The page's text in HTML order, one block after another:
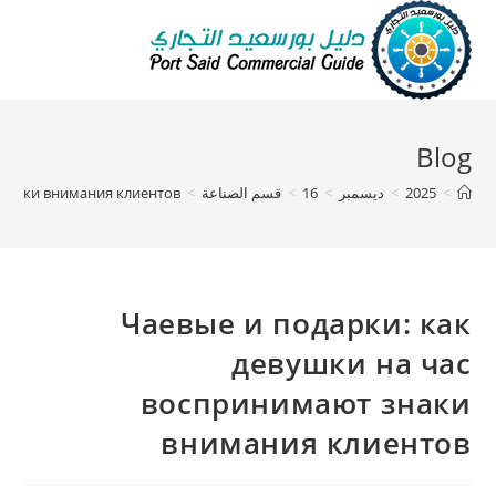
Blog
>
2025
> ديسمبر >
16
> قسم الصناعة >
внимания клиентов
Чаевые и подарки: как
девушки на час
воспринимают знаки
внимания клиентов